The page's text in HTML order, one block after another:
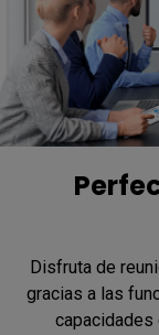
Disfruta de
gracias a las
capacidades